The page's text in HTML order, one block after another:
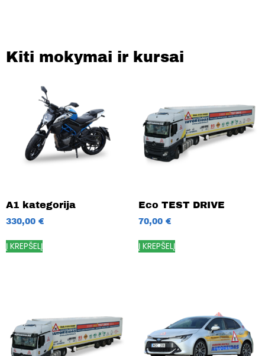
Kiti mokymai ir kursai
A1 kategorija
330,00 €
Į KREPŠELĮ
Eco TEST DRIVE
70,00 €
Į KREPŠELĮ